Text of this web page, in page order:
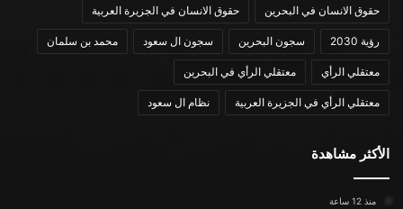
حقوق الانسان في البحرين حقوق الانسان في الجزيرة العربية
رؤية 2030 سجون البحرين سجون ال سعود محمد بن سلمان
معتقلي الرأي معتقلي الرأي في البحرين
معتقلي الرأي في الجزيرة العربية نظام ال سعود
الأكثر مشاهدة
منذ 12 ساعة